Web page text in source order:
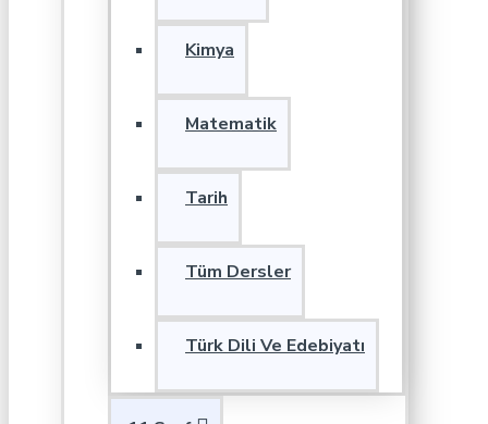
Kimya
Matematik
Tarih
Tüm Dersler
Türk Dili Ve Edebiyatı